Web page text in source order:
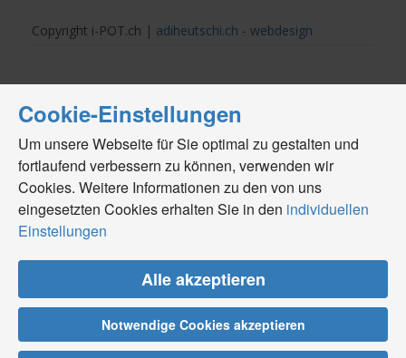
Copyright i-POT.ch | adiheutschi.ch - webdesign
Cookie-Einstellungen
Um unsere Webseite für Sie optimal zu gestalten und
fortlaufend verbessern zu können, verwenden wir
Cookies. Weitere Informationen zu den von uns
eingesetzten Cookies erhalten Sie in den individuellen
Einstellungen
Alle akzeptieren
Notwendige Cookies akzeptieren